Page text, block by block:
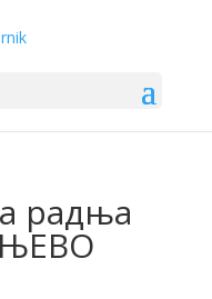
радња